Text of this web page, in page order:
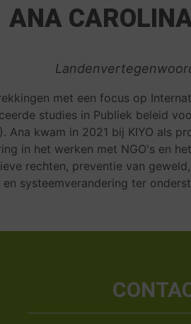
ANA
met een focus op
studies in Publiek beleid
Ana kwam in 2021 bij KIYO als
in het werken met NGO's en
rechten, preventie van
systeemverandering ter